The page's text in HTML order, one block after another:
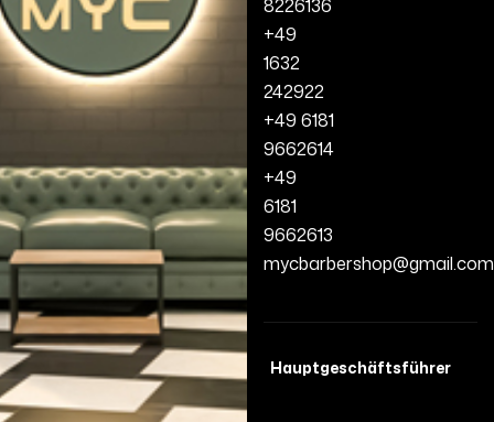
8226136
+49
1632
242922
+49 6181
9662614
+49
6181
9662613
mycbarbershop@gmail.com
Hauptgeschäftsführer